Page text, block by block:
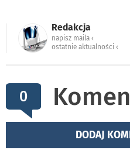
Redakcja
napisz maila ‹
ostatnie aktualności ‹
0
DODAJ